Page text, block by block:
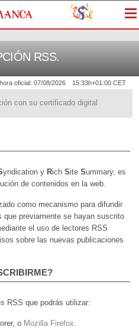
oficial: 07/08/2026 15:33h+01:00 CET
con su certificado digital
RSS.
yndication y Rich Site Summary, es
de contenidos en la web.
como mecanismo para difundir
que previamente se hayan suscrito
el uso de lectores RSS
sobre las nuevas publicaciones
RSS que podrás utilizar:
o Mozilla Firefox.